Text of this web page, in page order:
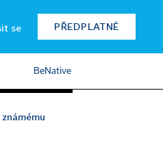
se PŘEDPLATNÉ
BeNative